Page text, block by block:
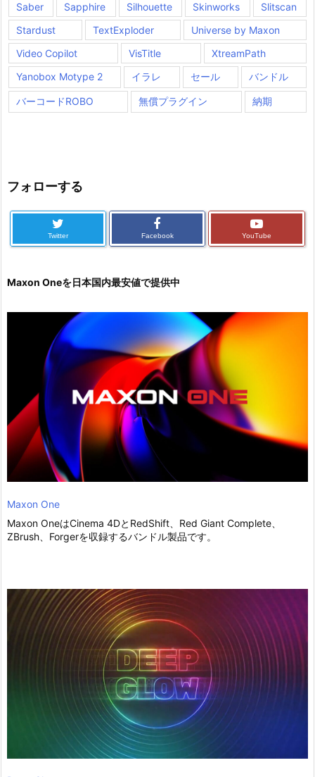
Saber
Sapphire Silhouette Skinworks
Slitscan
Stardust
TextExploder
Universe by Maxon
Video Copilot
VisTitle
XtreamPath
Yanobox Motype 2
イラレ セール バンドル
バーコードROBO 無償プラグイン 納期
フォローする
Twitter Facebook YouTube
Maxon Oneを日本国内最安値で提供中
Maxon One
Maxon OneはCinema 4DとRedShift、Red Giant Complete、
ZBrush、Forgerを収録するバンドル製品です。